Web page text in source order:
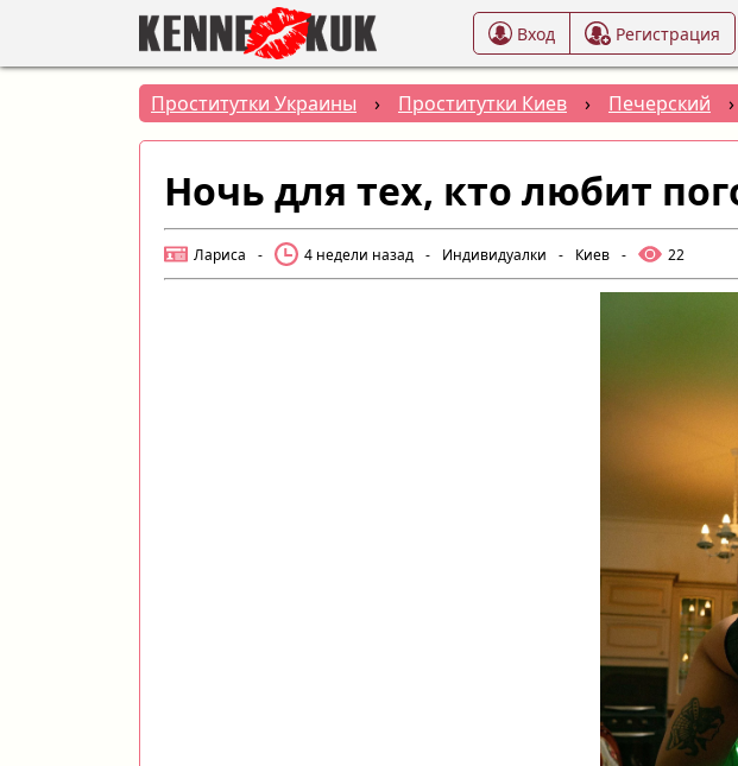
Вход Регистрация
Проститутки Украины › Проститутки Киев › Печерский ›
Ночь для тех, кто любит
Лариса - 4 недели назад - Индивидуалки - Киев - 22